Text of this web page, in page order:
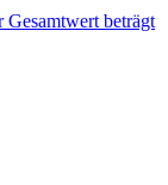
beträgt